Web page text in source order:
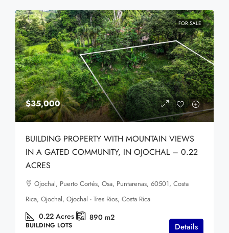
FOR SALE
$35,000
BUILDING PROPERTY WITH MOUNTAIN VIEWS
IN A GATED COMMUNITY, IN OJOCHAL – 0.22
ACRES
Ojochal, Puerto Cortés, Osa, Puntarenas, 60501, Costa
Rica, Ojochal, Ojochal - Tres Rios, Costa Rica
0.22 Acres 890 m2
BUILDING LOTS Details